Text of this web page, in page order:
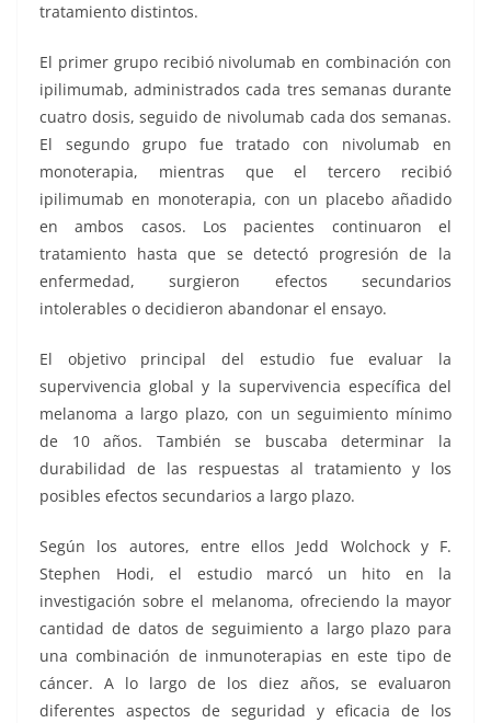
tratamiento distintos.
El primer grupo recibió nivolumab en combinación con
ipilimumab, administrados cada tres semanas durante
cuatro dosis, seguido de nivolumab cada dos semanas.
El segundo grupo fue tratado con nivolumab en
monoterapia, mientras que el tercero recibió
ipilimumab en monoterapia, con un placebo añadido
en ambos casos. Los pacientes continuaron el
tratamiento hasta que se detectó progresión de la
enfermedad, surgieron efectos secundarios
intolerables o decidieron abandonar el ensayo.
El objetivo principal del estudio fue evaluar la
supervivencia global y la supervivencia específica del
melanoma a largo plazo, con un seguimiento mínimo
de 10 años. También se buscaba determinar la
durabilidad de las respuestas al tratamiento y los
posibles efectos secundarios a largo plazo.
Según los autores, entre ellos Jedd Wolchock y F.
Stephen Hodi, el estudio marcó un hito en la
investigación sobre el melanoma, ofreciendo la mayor
cantidad de datos de seguimiento a largo plazo para
una combinación de inmunoterapias en este tipo de
cáncer. A lo largo de los diez años, se evaluaron
diferentes aspectos de seguridad y eficacia de los